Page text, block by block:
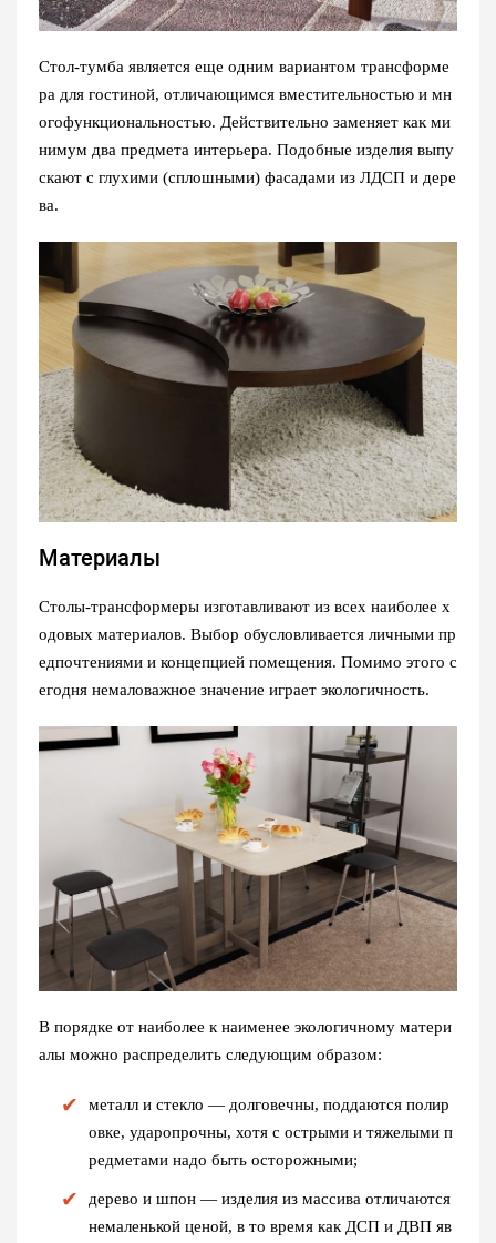
Стол-тумба является еще одним вариантом трансформе
ра для гостиной, отличающимся вместительностью и мн
огофункциональностью. Действительно заменяет как ми
нимум два предмета интерьера. Подобные изделия выпу
скают с глухими (сплошными) фасадами из ЛДСП и дере
ва.
Материалы
Столы-трансформеры изготавливают из всех наиболее х
одовых материалов. Выбор обусловливается личными пр
едпочтениями и концепцией помещения. Помимо этого с
егодня немаловажное значение играет экологичность.
В порядке от наиболее к наименее экологичному матери
алы можно распределить следующим образом:
металл и стекло — долговечны, поддаются полир
овке, ударопрочны, хотя с острыми и тяжелыми п
редметами надо быть осторожными;
дерево и шпон — изделия из массива отличаются
немаленькой ценой, в то время как ДСП и ДВП яв